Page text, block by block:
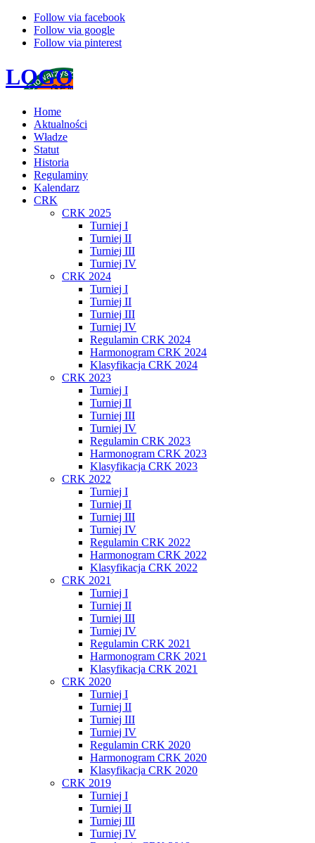
Follow via facebook
Follow via google
Follow via pinterest
LOGO
Home
Aktualności
Władze
Statut
Historia
Regulaminy
Kalendarz
CRK
CRK 2025
Turniej I
Turniej II
Turniej III
Turniej IV
CRK 2024
Turniej I
Turniej II
Turniej III
Turniej IV
Regulamin CRK 2024
Harmonogram CRK 2024
Klasyfikacja CRK 2024
CRK 2023
Turniej I
Turniej II
Turniej III
Turniej IV
Regulamin CRK 2023
Harmonogram CRK 2023
Klasyfikacja CRK 2023
CRK 2022
Turniej I
Turniej II
Turniej III
Turniej IV
Regulamin CRK 2022
Harmonogram CRK 2022
Klasyfikacja CRK 2022
CRK 2021
Turniej I
Turniej II
Turniej III
Turniej IV
Regulamin CRK 2021
Harmonogram CRK 2021
Klasyfikacja CRK 2021
CRK 2020
Turniej I
Turniej II
Turniej III
Turniej IV
Regulamin CRK 2020
Harmonogram CRK 2020
Klasyfikacja CRK 2020
CRK 2019
Turniej I
Turniej II
Turniej III
Turniej IV